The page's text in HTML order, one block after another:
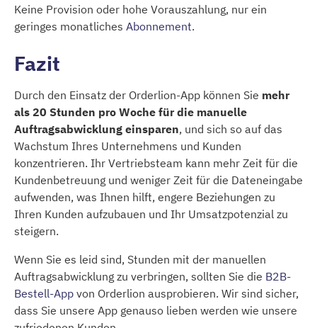
Keine Provision oder hohe Vorauszahlung, nur ein
geringes monatliches Abonnement.
Fazit
Durch den Einsatz der Orderlion-App können Sie mehr
als 20 Stunden pro Woche für die manuelle
Auftragsabwicklung einsparen, und sich so auf das
Wachstum Ihres Unternehmens und Kunden
konzentrieren. Ihr Vertriebsteam kann mehr Zeit für die
Kundenbetreuung und weniger Zeit für die Dateneingabe
aufwenden, was Ihnen hilft, engere Beziehungen zu
Ihren Kunden aufzubauen und Ihr Umsatzpotenzial zu
steigern.
Wenn Sie es leid sind, Stunden mit der manuellen
Auftragsabwicklung zu verbringen, sollten Sie die B2B-
Bestell-App von Orderlion ausprobieren. Wir sind sicher,
dass Sie unsere App genauso lieben werden wie unsere